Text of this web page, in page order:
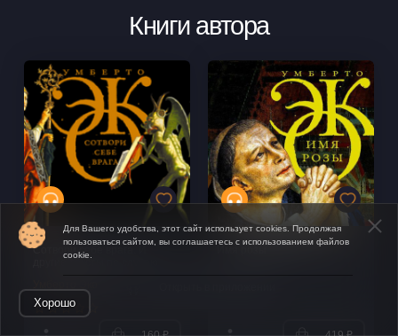
Книги автора
Сотвори себе врага. И
другие тексты по случаю
Для Вашего удобства, этот сайт использует cookies. Продолжая
пользоваться сайтом, вы соглашаетесь с использованием файлов
cookie.
Хорошо